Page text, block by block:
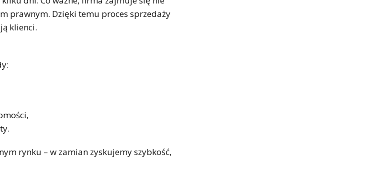
prawnym. Dzięki temu proces sprzedaży
klienci.
rynku – w zamian zyskujemy szybkość,